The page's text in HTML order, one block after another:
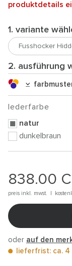
produktdetails
1. variante
2. ausführung
lederfarbe
natur
dunkelbraun
838.00
preis inkl. mwst. |
oder auf den
lieferfrist: ca. 4